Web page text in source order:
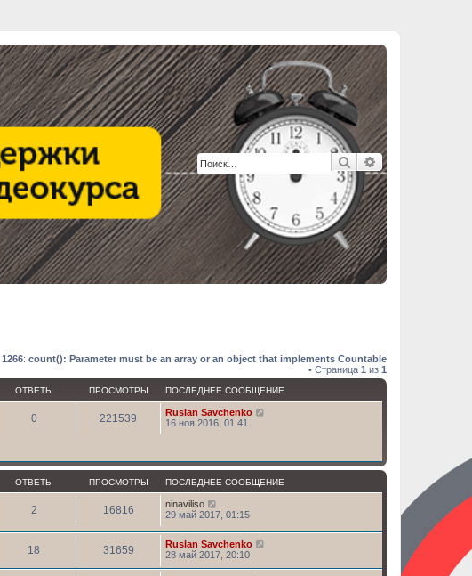
ПоискРасширенный
1266: count(): Parameter must be an array or an object that implements Countable
• Страница 1 из 1
ОТВЕТЫ ПРОСМОТРЫ ПОСЛЕДНЕЕ СООБЩЕНИЕ
0 221539
Ruslan Savchenko
16 ноя 2016, 01:41
ОТВЕТЫ ПРОСМОТРЫ ПОСЛЕДНЕЕ СООБЩЕНИЕ
2 16816
ninaviliso
29 май 2017, 01:15
18 31659
Ruslan Savchenko
28 май 2017, 20:10